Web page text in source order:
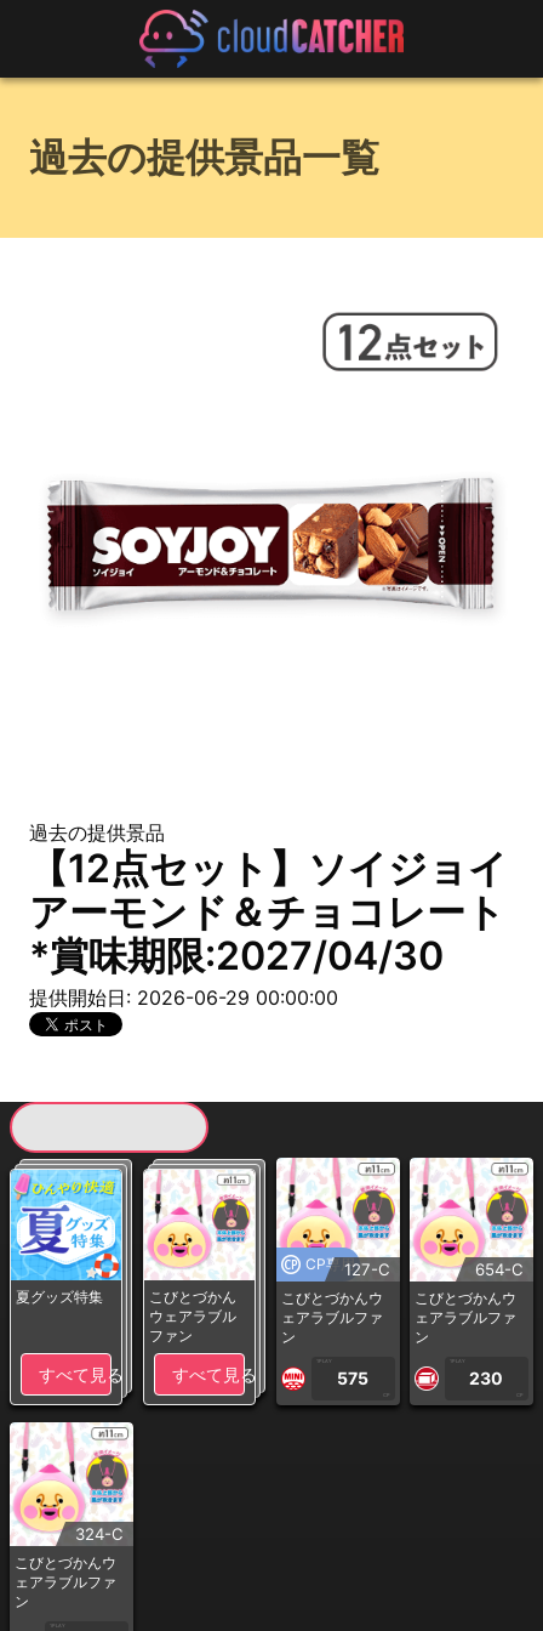
過去の提供景品一覧
過去の提供景品
【12点セット】ソイジョイ
アーモンド＆チョコレート
*賞味期限:2027/04/30
提供開始日: 2026-06-29 00:00:00
夏グッズ特集
すべて見る
こびとづかん
ウェアラブル
ファン
すべて見る
CP専用127-C
こびとづかんウ
ェアラブルファ
ン
1PLAY
575
CP
654-C
こびとづかんウ
ェアラブルファ
ン
1PLAY
230
CP
324-C
こびとづかんウ
ェアラブルファ
ン
1PLAY